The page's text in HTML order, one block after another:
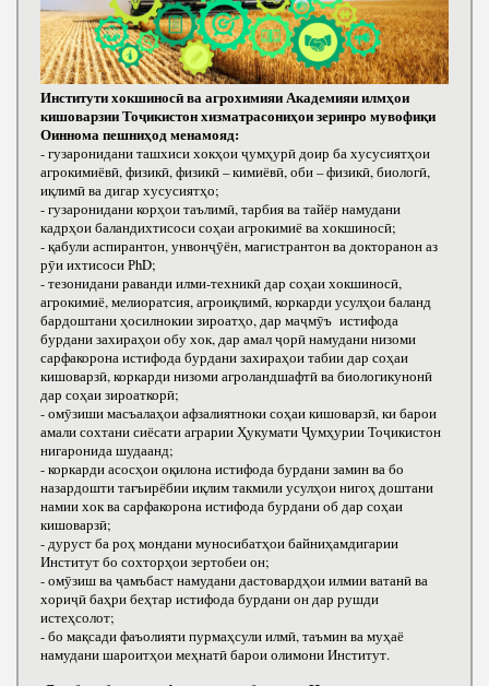
Институти хокшиносӣ ва агрохимияи Академияи илмҳои
кишоварзии Тоҷикистон хизматрасониҳои зеринро мувофиқи
Оиннома пешниҳод менамояд:
- гузаронидани ташхиси хокҳои ҷумҳурӣ доир ба хусусиятҳои
агрокимиёвӣ, физикӣ, физикӣ – кимиёвӣ, оби – физикӣ, биологӣ,
иқлимӣ ва дигар хусусиятҳо;
- гузаронидани корҳои таълимӣ, тарбия ва тайёр намудани
кадрҳои баландихтисоси соҳаи агрокимиё ва хокшиносӣ;
- қабули аспирантон, унвонҷӯён, магистрантон ва докторанон аз
рӯи ихтисоси РhD;
- тезонидани раванди илми-техникӣ дар соҳаи хокшиносӣ,
агрокимиё, мелиоратсия, агроиқлимӣ, коркарди усулҳои баланд
бардоштани ҳосилнокии зироатҳо, дар маҷмӯъ истифода
бурдани захираҳои обу хок, дар амал ҷорӣ намудани низоми
сарфакорона истифода бурдани захираҳои табии дар соҳаи
кишоварзӣ, коркарди низоми агроландшафтӣ ва биологикунонӣ
дар соҳаи зироаткорӣ;
- омӯзиши масъалаҳои афзалиятноки соҳаи кишоварзӣ, ки барои
амали сохтани сиёсати аграрии Ҳукумати Ҷумҳурии Тоҷикистон
нигаронида шудаанд;
- коркарди асосҳои оқилона истифода бурдани замин ва бо
назардошти тағъирёбии иқлим такмили усулҳои нигоҳ доштани
намии хок ва сарфакорона истифода бурдани об дар соҳаи
кишоварзӣ;
- дуруст ба роҳ мондани муносибатҳои байниҳамдигарии
Институт бо сохторҳои зертобеи он;
- омӯзиш ва ҷамъбаст намудани дастовардҳои илмии ватанӣ ва
хориҷӣ баҳри беҳтар истифода бурдани он дар рушди
истеҳсолот;
- бо мақсади фаъолияти пурмаҳсули илмӣ, таъмин ва муҳаё
намудани шароитҳои меҳнатӣ барои олимони Институт.